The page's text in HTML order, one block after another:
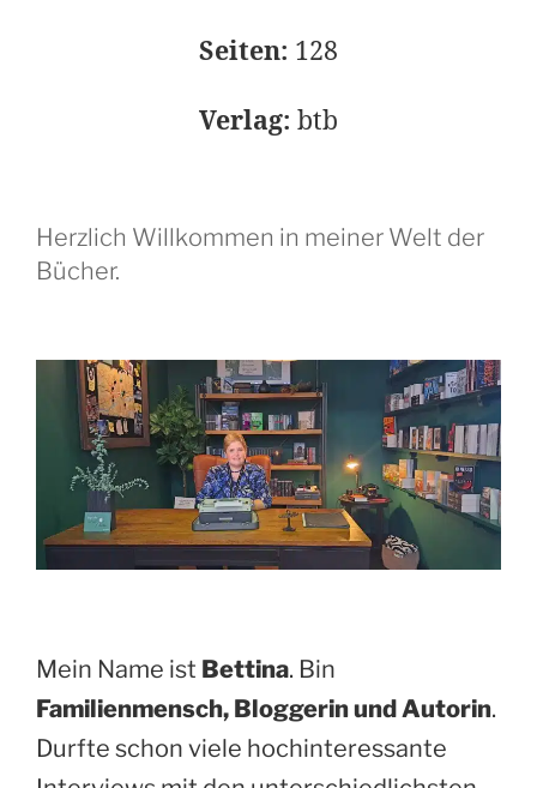
Seiten: 128
Verlag: btb
Herzlich Willkommen in meiner Welt der
Bücher.
Mein Name ist Bettina. Bin
Familienmensch, Bloggerin und Autorin.
Durfte schon viele hochinteressante